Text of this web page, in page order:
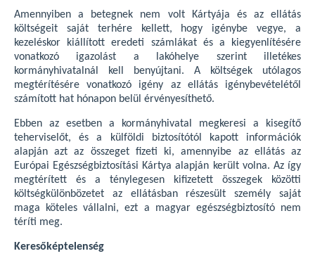
Amennyiben a betegnek nem volt Kártyája és az ellátás
költségeit saját terhére kellett, hogy igénybe vegye, a
kezeléskor kiállított eredeti számlákat és a kiegyenlítésére
vonatkozó igazolást a lakóhelye szerint illetékes
kormányhivatalnál kell benyújtani. A költségek utólagos
megtérítésére vonatkozó igény az ellátás igénybevételétől
számított hat hónapon belül érvényesíthető.
Ebben az esetben a kormányhivatal megkeresi a kisegítő
teherviselőt, és a külföldi biztosítótól kapott információk
alapján azt az összeget fizeti ki, amennyibe az ellátás az
Európai Egészségbiztosítási Kártya alapján került volna. Az így
megtérített és a ténylegesen kifizetett összegek közötti
költségkülönbözetet az ellátásban részesült személy saját
maga köteles vállalni, ezt a magyar egészségbiztosító nem
téríti meg.
Keresőképtelenség